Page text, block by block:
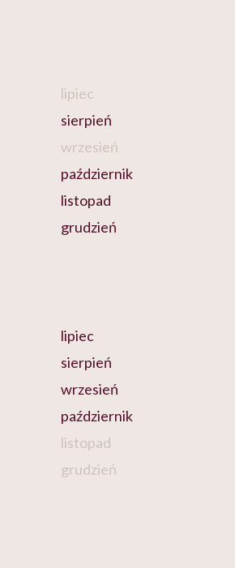
lipiec
sierpień
wrzesień
październik
listopad
grudzień
lipiec
sierpień
wrzesień
październik
listopad
grudzień